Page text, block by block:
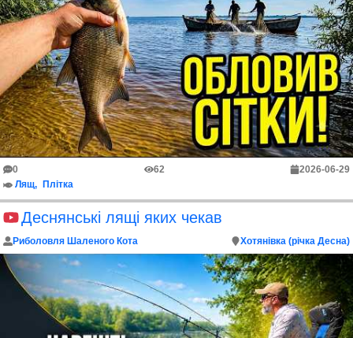
0 62
2026-06-29
Лящ
Плітка
Деснянські лящі яких чекав
Риболовля Шаленого Кота Хотянівка (річка Десна)